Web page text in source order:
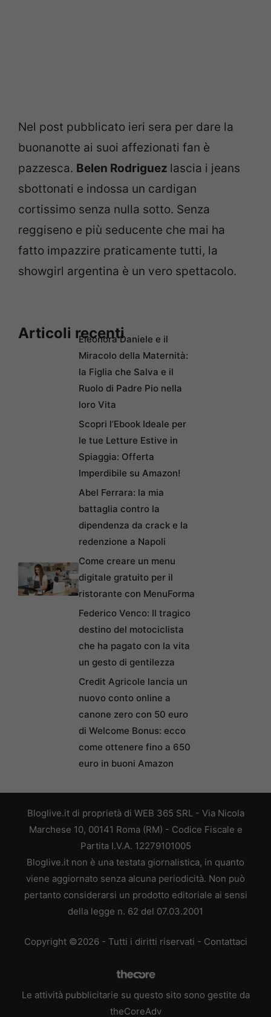
Nel post pubblicato ieri sera per dare la
buonanotte ai suoi affezionati fan è
pazzesca. Belen Rodriguez lascia i jeans
sbottonati e indossa un cardigan
cortissimo senza nulla sotto. Senza
reggiseno e più seducente che mai ha
fatto impazzire praticamente tutti, la
showgirl argentina è un vero spettacolo.
Articoli recentiEleonora Daniele e il
Miracolo della Maternità:
la Figlia che Salva e il
Ruolo di Padre Pio nella
loro Vita
Scopri l’Ebook Ideale per
le tue Letture Estive in
Spiaggia: Offerta
Imperdibile su Amazon!
Abel Ferrara: la mia
battaglia contro la
dipendenza da crack e la
redenzione a Napoli
Come creare un menu
digitale gratuito per il
ristorante con MenuForma
Federico Venco: Il tragico
destino del motociclista
che ha pagato con la vita
un gesto di gentilezza
Credit Agricole lancia un
nuovo conto online a
canone zero con 50 euro
di Welcome Bonus: ecco
come ottenere fino a 650
euro in buoni Amazon
Bloglive.it di proprietà di WEB 365 SRL - Via Nicola
Marchese 10, 00141 Roma (RM) - Codice Fiscale e
Partita I.V.A. 12279101005
Bloglive.it non è una testata giornalistica, in quanto
viene aggiornato senza alcuna periodicità. Non può
pertanto considerarsi un prodotto editoriale ai sensi
della legge n. 62 del 07.03.2001
Copyright ©2026 - Tutti i diritti riservati - Contattaci
Le attività pubblicitarie su questo sito sono gestite da
theCoreAdv